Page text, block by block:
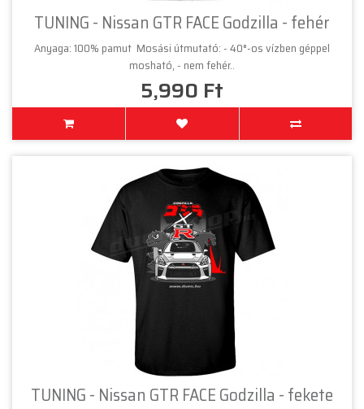
TUNING - Nissan GTR FACE Godzilla - fehér
Anyaga: 100% pamut Mosási útmutató: - 40°-os vízben géppel
mosható, - nem fehér..
5,990 Ft
TUNING - Nissan GTR FACE Godzilla - fekete